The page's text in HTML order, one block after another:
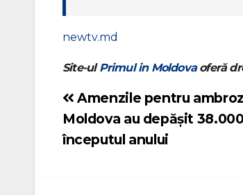
newtv.md
Site-ulPrimul in Moldovaoferă
Navigare
în
Amenzile pentru
Moldova au depășit
începutul anului